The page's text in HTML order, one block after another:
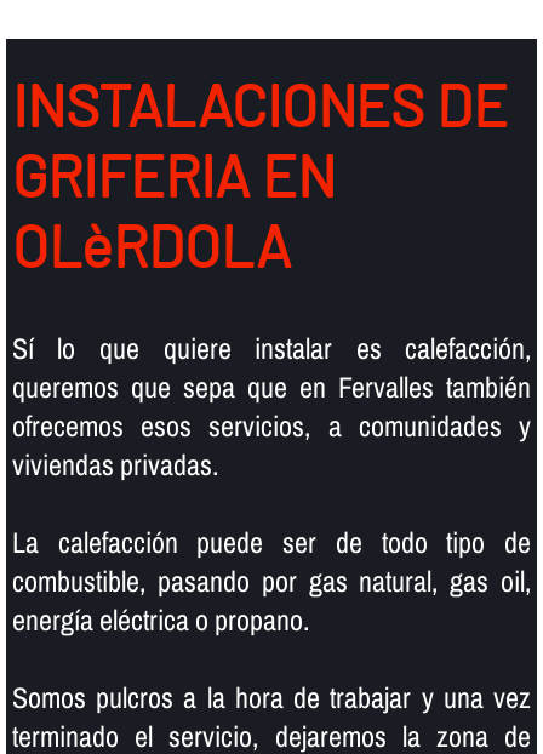
INSTALACIONES DE
GRIFERIA EN
OLèRDOLA
Sí­ lo que quiere instalar es calefacción,
queremos que sepa que en Fervalles también
ofrecemos esos servicios, a comunidades y
viviendas privadas.
La calefacción puede ser de todo tipo de
combustible, pasando por gas natural, gas oil,
energí­a eléctrica o propano.
Somos pulcros a la hora de trabajar y una vez
terminado el servicio, dejaremos la zona de